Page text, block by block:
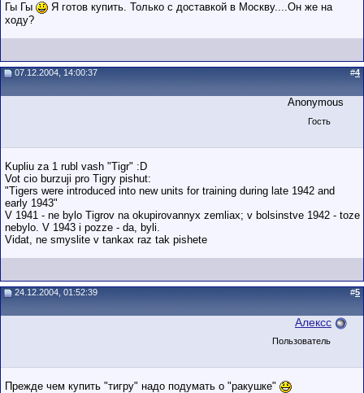
Гы Гы
Я готов купить. Только с доставкой в Москву....Он же на
ходу?
07.12.2004, 14:00:37 #4
Anonymous
Гость
Kupliu za 1 rubl vash "Tigr" :D
Vot cio burzuji pro Tigry pishut:
"Tigers were introduced into new units for training during late 1942 and
early 1943"
V 1941 - ne bylo Tigrov na okupirovannyx zemliax; v bolsinstve 1942 - toze
nebylo. V 1943 i pozze - da, byli.
Vidat, ne smyslite v tankax raz tak pishete
24.12.2004, 01:52:39 #5
Алексс
Пользователь
Прежде чем купить "тигру" надо подумать о "ракушке"